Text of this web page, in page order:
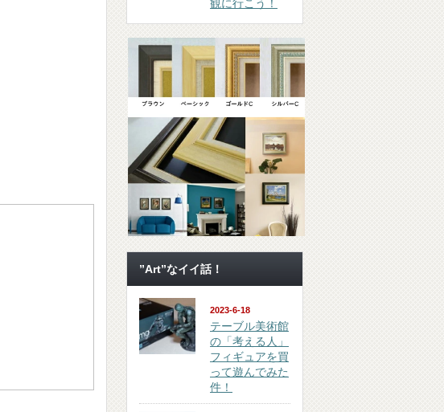
観に行こう！
”Art”なイイ話！
2023-6-18
テーブル美術館
の「考える人」
フィギュアを買
って遊んでみた
件！